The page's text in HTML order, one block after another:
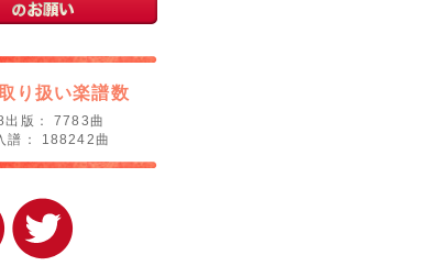
り扱い楽譜数
出版： 7783曲
譜： 188242曲